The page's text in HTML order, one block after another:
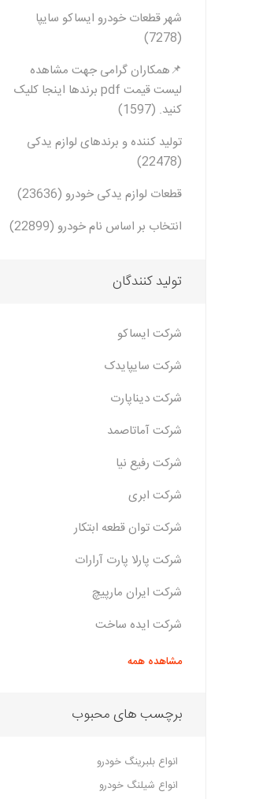
شهر قطعات خودرو ایساکو سایپا
(7278)
📌همکاران گرامی جهت مشاهده
لیست قیمت pdf برندها اینجا کلیک
کنید. (1597)
تولید کننده و برندهای لوازم یدکی
(22478)
قطعات لوازم یدکی خودرو (23636)
انتخاب بر اساس نام خودرو (22899)
تولید کنندگان
شرکت ایساکو
شرکت سایپایدک
شرکت دیناپارت
شرکت آماتاصمد
شرکت رفیع نیا
شرکت ابری
شرکت توان قطعه ابتکار
شرکت پارلا پارت آرارات
شرکت ایران مارپیچ
شرکت ایده ساخت
مشاهده همه
برچسب های محبوب
انواع بلبرینگ خودرو
انواع شیلنگ خودرو